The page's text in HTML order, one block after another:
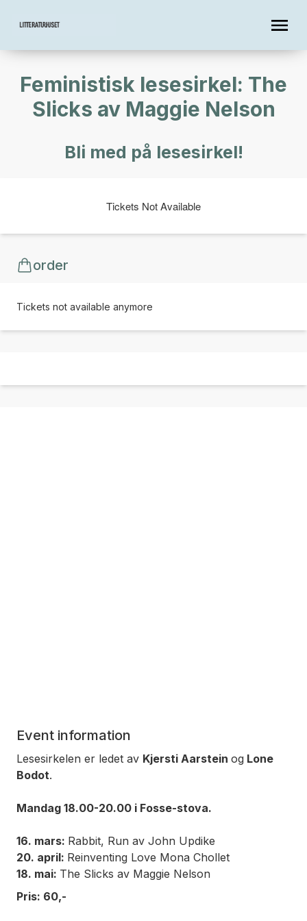
Feministisk lesesirkel: The
Slicks av Maggie Nelson
Bli med på lesesirkel!
Tickets Not Available
order
Tickets not available anymore
Event information
Lesesirkelen er ledet av Kjersti Aarstein og Lone
Bodot.
Mandag 18.00-20.00 i Fosse-stova.
16. mars: Rabbit, Run av John Updike
20. april: Reinventing Love Mona Chollet
18. mai: The Slicks av Maggie Nelson
Pris: 60,-